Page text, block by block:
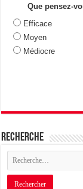
Que pensez-
Efficace
Moyen
Médiocre
Recherche